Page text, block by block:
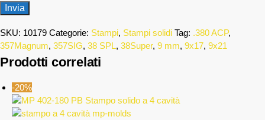
SKU: 10179 Categorie: Stampi, Stampi solidi Tag: .380 ACP,
357Magnum, 357SIG, 38 SPL, 38Super, 9 mm, 9x17, 9x21
Prodotti correlati
-20%